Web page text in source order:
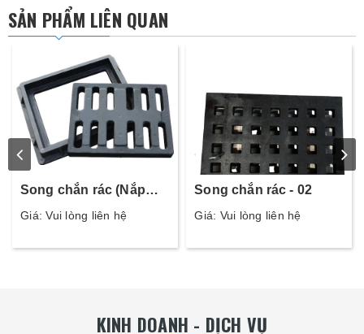
SẢN PHẨM LIÊN QUAN
Song chắn rác (Nắp
Giá: Vui lòng liên hệ
Song chắn rác - 02
Giá: Vui lòng liên hệ
KINH DOANH - DỊCH VỤ